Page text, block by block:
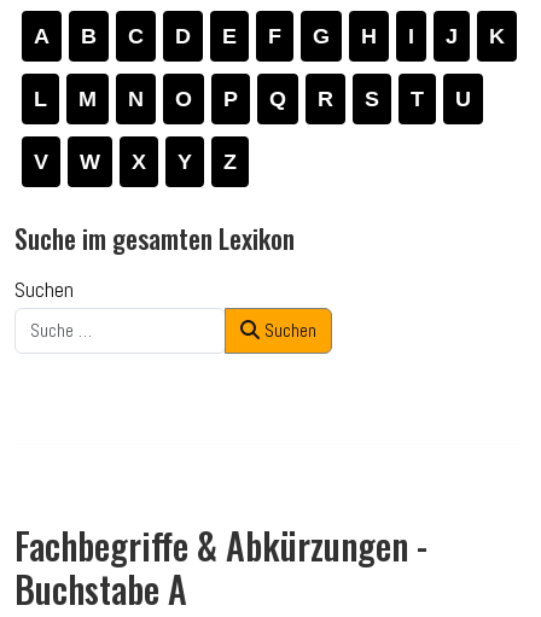
A B C D E F G H I J K
L M N O P Q R S T U
V W X Y Z
Suche im gesamten Lexikon
Suchen
Suchen
Fachbegriffe & Abkürzungen -
Buchstabe A